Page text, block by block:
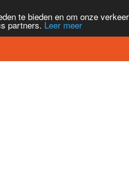
te bieden en om onze
partners. Leer meer